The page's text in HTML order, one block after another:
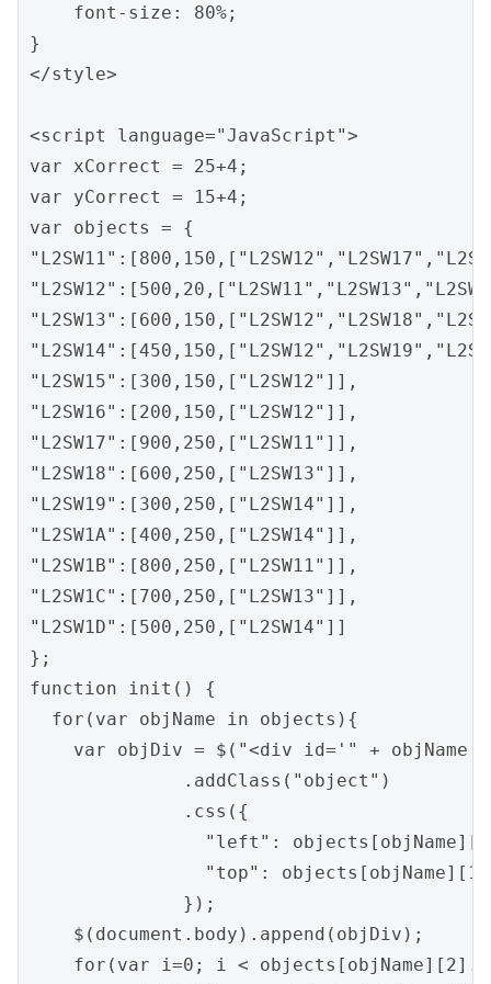
    font-size: 80%;
}
</style>
<script language="JavaScript">
var xCorrect = 25+4;
var yCorrect = 15+4;
var objects = {
"L2SW15":[300,150,["L2SW12"]],
"L2SW16":[200,150,["L2SW12"]],
"L2SW17":[900,250,["L2SW11"]],
"L2SW18":[600,250,["L2SW13"]],
"L2SW19":[300,250,["L2SW14"]],
"L2SW1A":[400,250,["L2SW14"]],
"L2SW1B":[800,250,["L2SW11"]],
"L2SW1C":[700,250,["L2SW13"]],
"L2SW1D":[500,250,["L2SW14"]]
};
function init() {
  for(var objName in objects){
var objDiv = $("<div id='" + objName
              .addClass("object")
              .css({
"left":
"top":
              });
    $(document.body).append(objDiv);
for(var i=0; i <